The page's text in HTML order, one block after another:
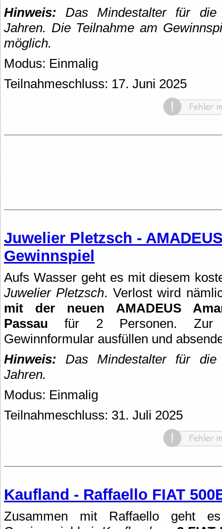
Hinweis: Das Mindestalter für
Jahren. Die Teilnahme am
möglich.
Modus: Einmalig
Teilnahmeschluss: 17. Juni 2025
Juwelier Pletzsch -
Gewinnspiel
Aufs Wasser geht es mit diesem
Juwelier Pletzsch. Verlost wird
mit der neuen AMADEUS
Passau für 2 Personen. Zur
Gewinnformular ausfüllen und
Hinweis: Das Mindestalter für
Jahren.
Modus: Einmalig
Teilnahmeschluss: 31. Juli 2025
Kaufland - Raffaello FIAT
Zusammen mit Raffaello geht